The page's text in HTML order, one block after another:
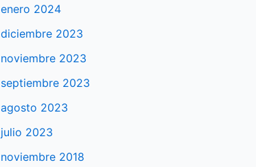
enero 2024
diciembre 2023
noviembre 2023
septiembre 2023
agosto 2023
julio 2023
noviembre 2018